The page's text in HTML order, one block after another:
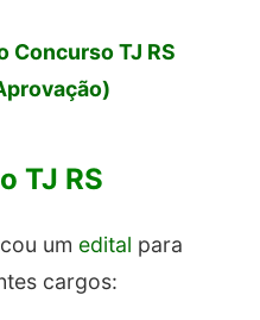
Concurso TJ RS
TJ RS
um edital para
cargos: